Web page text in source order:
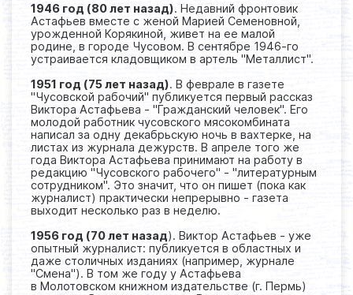
1946 год (80 лет назад). Недавний фронтовик
Астафьев вместе с женой Марией Семеновной,
урожденной Корякиной, живет на ее малой
родине, в городе Чусовом. В сентябре 1946-го
устраивается кладовщиком в артель "Металлист".
1951 год (75 лет назад). В феврале в газете
"Чусовской рабочий" публикуется первый рассказ
Виктора Астафьева - "Гражданский человек". Его
молодой работник чусовского мясокомбината
написал за одну декабрьскую ночь в вахтерке, на
листах из журнала дежурств. В апреле того же
года Виктора Астафьева принимают на работу в
редакцию "Чусовского рабочего" - "литературным
сотрудником". Это значит, что он пишет (пока как
журналист) практически непрерывно - газета
выходит несколько раз в неделю.
1956 год (70 лет назад). Виктор Астафьев - уже
опытный журналист: публикуется в областных и
даже столичных изданиях (например, журнале
"Смена"). В том же году у Астафьева
в Молотовском книжном издательстве (г. Пермь)